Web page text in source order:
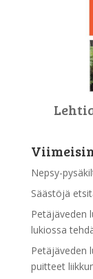
Nepsy-
Säästöjä
Petäjäveden
lukiossa
Petäjäveden
puitteet